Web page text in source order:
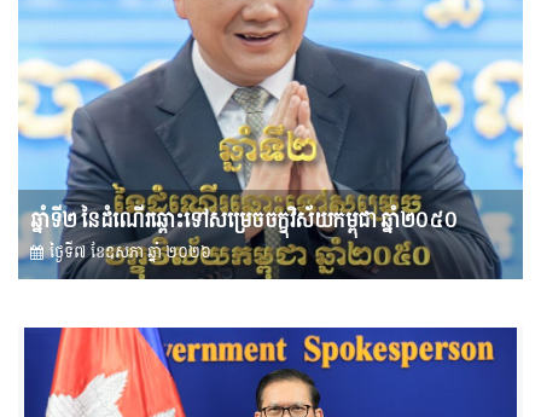
ឆ្នាំទី២ នៃដំណើរឆ្ពោះទៅសម្រេច​ចក្ខុវិស័យ​កម្ពុជា ឆ្នាំ២០៥០
ថ្ងៃទី៧ ខែ​ឧសភា ឆ្នាំ ២០២៦